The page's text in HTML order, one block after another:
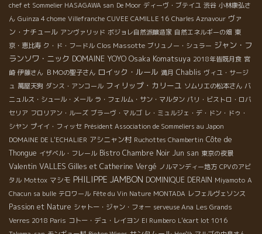
chef et Sommelier HASAGAWA san De Moor ディーヴ・ブテイユ 渋谷 小林康弘さ
ん Guinza 4 chome Villefranche CUVEE CAMILLE 16 Charles Aznavour ヴァ
ン・ナチュール アンヴァリッド ボジョレ自然派醸造家 自然エネルギーの畑 東
京・恵比寿 ク・ド・フードル Clos Massotte ブリュノー・シュラー ジャン・フ
ランソワ・ニック DOMAINE YOYO Osaka Komatsuya 2018年皆既月食 宮
崎 伊藤さん ＢＭОの聖子さん ロイック・ルール 満月 Chablis ヴィユ・サージ
ュ 萬屋天狗 ダンス・アンコール フィリップ・カリーユ ソムリエの松本さん バ
ニュルス・シュール・メール ラ・フェルム・サン・マルタン パリ・ビストロ・ロバ
セリア フロリアン・ルーズ ブラーヴ・マルゴ レ・ミュルジェ・デ・ドン・ドゥ・
シヤン プイイ・フィッセ Président Association de Sommeliers au Japon
DOMAINE DE L'ECHALIER アシニャン村 Ruchottes Chambertin Côte de
Thongue イザベル・フレール Bistro Chambre Noir Jun san 東京の夜景
Valentin VALLES Gilles et Catherine Vergé ノルマンディー地方 CPVのアビ
タル Mottox マシモ PHILIPPE JAMBON DOMINIQUE DERAIN Miyamoto A
Chacun sa bulle テロワール Fête du Vin Nature MONTADA レフェルヴェソンス
Passion et Nature シャトー・ジャン・フォー serveuse Ana Les Grands
Verres 2018 Paris コトー・デュ・レイヨン El Rumbero L'écart lot 1016